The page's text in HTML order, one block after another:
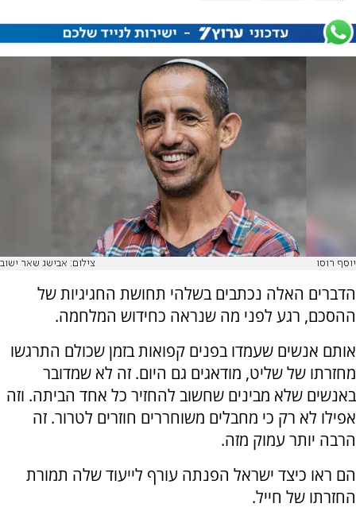
יוסף רוסו צילום: אבישג שאר ישוב
הדברים האלה נכתבים בשלהי תחושת החגיגיות של
ההסכם, רגע לפני מה שנראה כחידוש המלחמה.
אותם אנשים שעמדו בפנים קפואות בזמן שכולם התרגשו
מחזרתו של שליט, מודאגים גם היום. זה לא שמדובר
באנשים שלא מבינים שחשוב להחזיר כל אחד הביתה. וזה
אפילו לא רק כי מחבלים משוחררים חוזרים לטרור. זה
הרבה יותר עמוק מזה.
הם ראו כיצד ישראל הפנתה עורף לייעוד שלה תמורת
החזרתו של חייל.